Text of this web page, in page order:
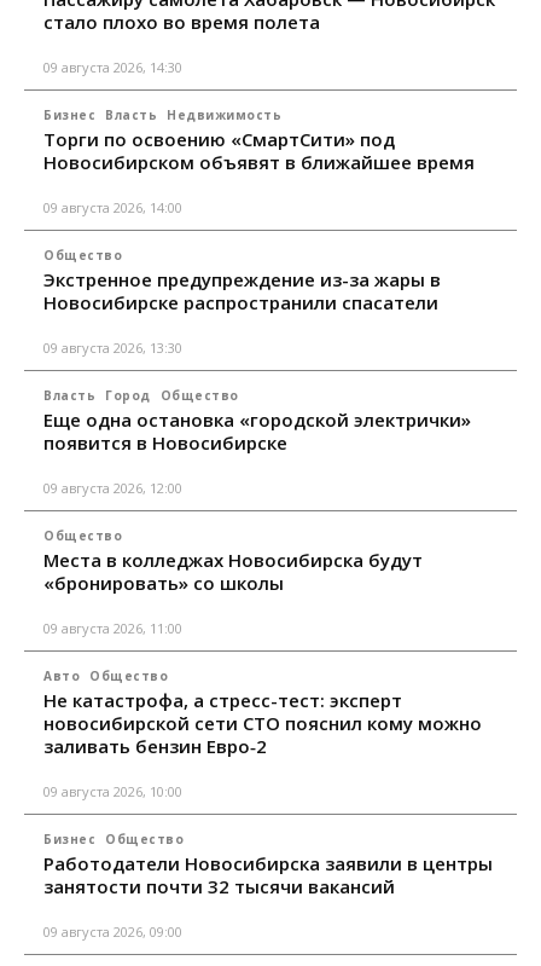
стало плохо во время полета
09 августа 2026, 14:30
Бизнес Власть Недвижимость
Торги по освоению «СмартСити» под
Новосибирском объявят в ближайшее время
09 августа 2026, 14:00
Общество
Экстренное предупреждение из-за жары в
Новосибирске распространили спасатели
09 августа 2026, 13:30
Власть Город Общество
Еще одна остановка «городской электрички»
появится в Новосибирске
09 августа 2026, 12:00
Общество
Места в колледжах Новосибирска будут
«бронировать» со школы
09 августа 2026, 11:00
Авто Общество
Не катастрофа, а стресс-тест: эксперт
новосибирской сети СТО пояснил кому можно
заливать бензин Евро‑2
09 августа 2026, 10:00
Бизнес Общество
Работодатели Новосибирска заявили в центры
занятости почти 32 тысячи вакансий
09 августа 2026, 09:00